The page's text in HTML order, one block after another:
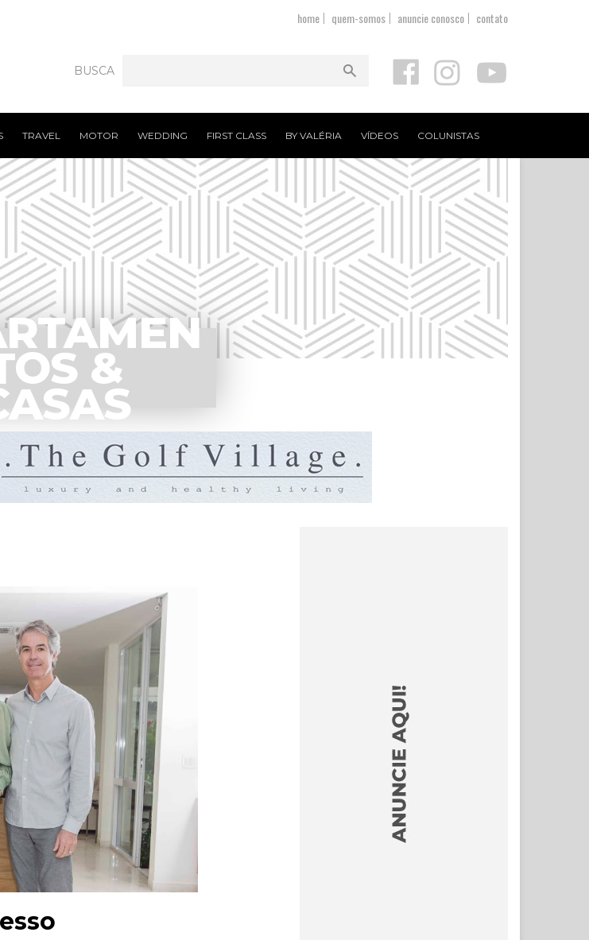
home quem-somos anuncie conosco contato
BUSCA
TRAVEL MOTOR WEDDING FIRST CLASS BY VALÉRIA VÍDEOS COLUNISTAS
&